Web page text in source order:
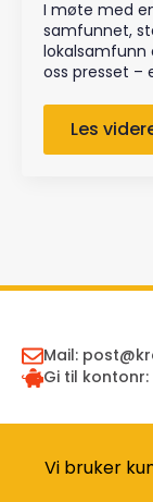
I møte med
samfunnet,
lokalsamfunn
oss presset –
Les
Mail:
Gi til kontonr: